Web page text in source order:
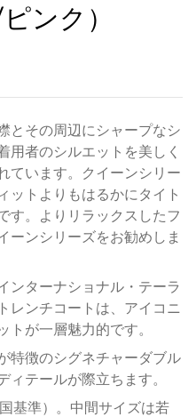
ンク）
とその周辺にシャープなシ
用者のシルエットを美しく
ています。クイーンシリー
ットよりもはるかにタイト
す。よりリラックスしたフ
ーンシリーズをお勧めしま
ンターナショナル・テーラ
レンチコートは、アイコニ
トが一層魅力的です。
特徴のシグネチャーダブル
ィテールが際立ちます。
基準）。中間サイズは若